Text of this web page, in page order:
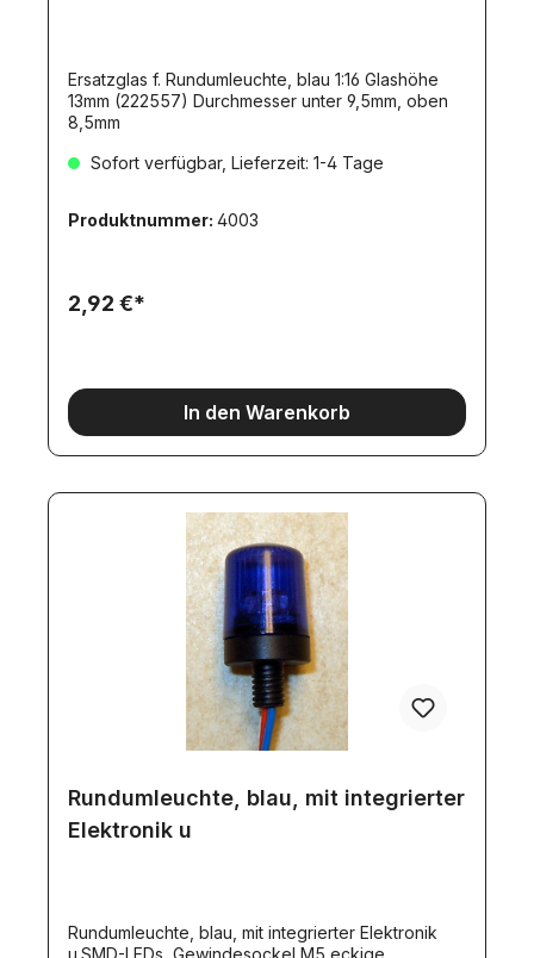
Ersatzglas f. Rundumleuchte, blau 1:16 Glashöhe
13mm (222557) Durchmesser unter 9,5mm, oben
8,5mm
Sofort verfügbar, Lieferzeit: 1-4 Tage
Produktnummer: 4003
2,92 €*
In den Warenkorb
Rundumleuchte, blau, mit integrierter
Elektronik u
Rundumleuchte, blau, mit integrierter Elektronik